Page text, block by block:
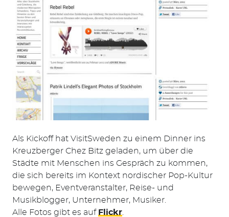
Als Kickoff hat VisitSweden zu einem Dinner ins
Kreuzberger Chez Bitz geladen, um über die
Städte mit Menschen ins Gespräch zu kommen,
die sich bereits im Kontext nordischer Pop-Kultur
bewegen, Eventveranstalter, Reise- und
Musikblogger, Unternehmer, Musiker.
Alle Fotos gibt es auf Flickr